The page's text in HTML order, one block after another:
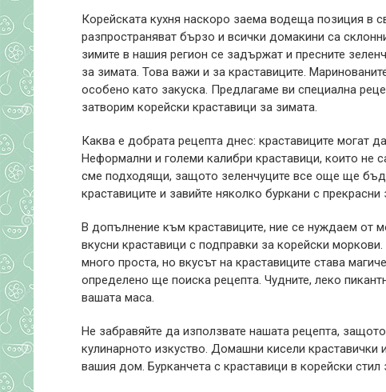
Корейската кухня наскоро заема водеща позиция в
разпространяват бързо и всички домакини са
зимите в нашия регион се задържат и пресните
за зимата. Това важи и за краставиците.
особено като закуска. Предлагаме ви специална
затворим корейски краставици за зимата.
Каква е добрата рецепта днес: краставиците могат
Неформални и големи калибри краставици, които не
сме подходящи, защото зеленчуците все още ще
краставиците и завийте няколко буркани с прекрасни
В допълнение към краставиците, ние се нуждаем от
вкусни краставици с подправки за корейски
много проста, но вкусът на краставиците става
определено ще поиска рецепта. Чудните, леко
вашата маса.
Не забравяйте да използвате нашата рецепта,
кулинарното изкуство. Домашни кисели краставички
вашия дом. Бурканчета с краставици в корейски стил